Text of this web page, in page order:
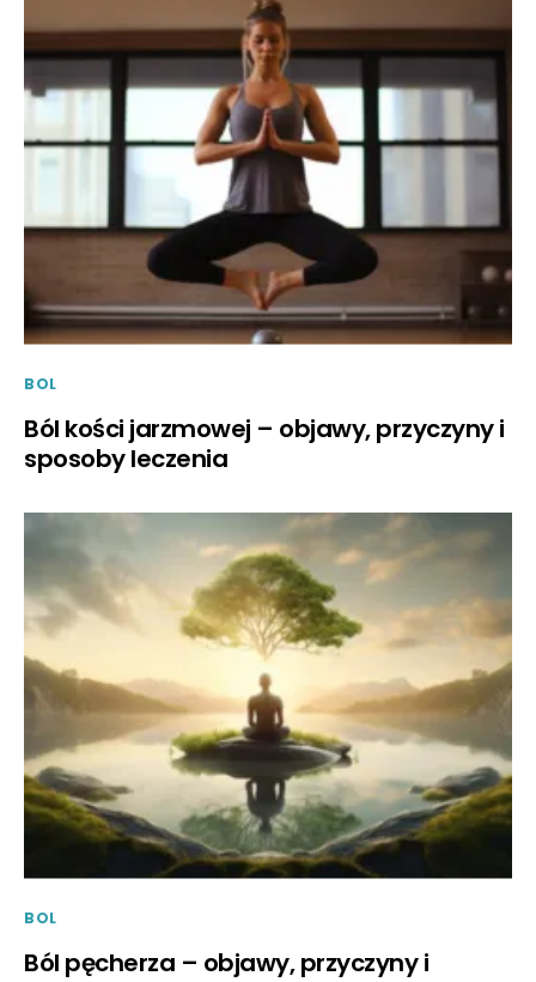
BOL
Ból kości jarzmowej – objawy, przyczyny i
sposoby leczenia
BOL
Ból pęcherza – objawy, przyczyny i